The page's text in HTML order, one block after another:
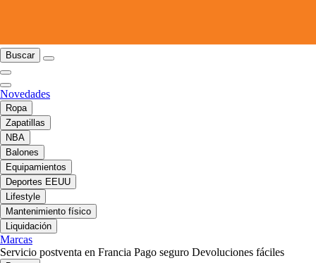
Buscar
Novedades
Ropa
Zapatillas
NBA
Balones
Equipamientos
Deportes EEUU
Lifestyle
Mantenimiento físico
Liquidación
Marcas
Servicio postventa en Francia Pago seguro Devoluciones fáciles